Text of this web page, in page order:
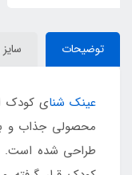
توضیحات
عینک شنا
محصولی جذاب و
طراحی شده است.